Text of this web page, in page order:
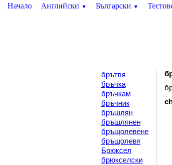
Начало Английски ▼ Български ▼
брътвя
бръчка
бръчкам
бръчник
бръшлян
бръшлянен
бръщолевене
бръщолевя
Брюксел
брюкселски